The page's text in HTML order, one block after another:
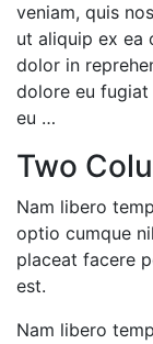
veniam, quis
ut aliquip ex ea
dolor in
dolore eu
eu …
Two
Nam libero
optio cumque
placeat facere
est.
Nam libero